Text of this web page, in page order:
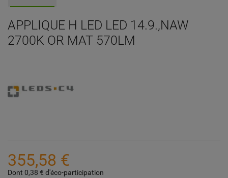
APPLIQUE H LED LED 14.9.,NAW
2700K OR MAT 570LM
355,58 €
Dont 0,38 € d'éco-participation